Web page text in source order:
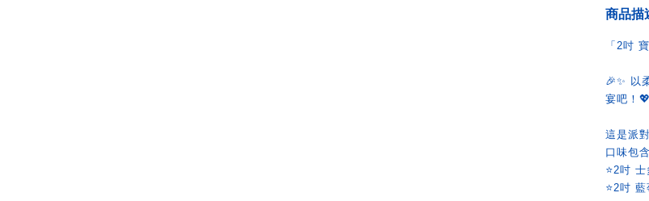
商品描
「2吋
🎉✨ 以
宴吧！
這是派
口味包含
⭐2吋
⭐2吋